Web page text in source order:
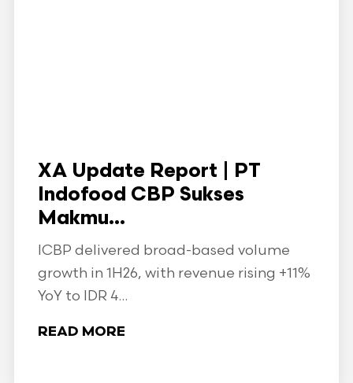
XA Update Report | PT
Indofood CBP Sukses
Makmu...
ICBP delivered broad-based volume
growth in 1H26, with revenue rising +11%
YoY to IDR 4...
READ MORE